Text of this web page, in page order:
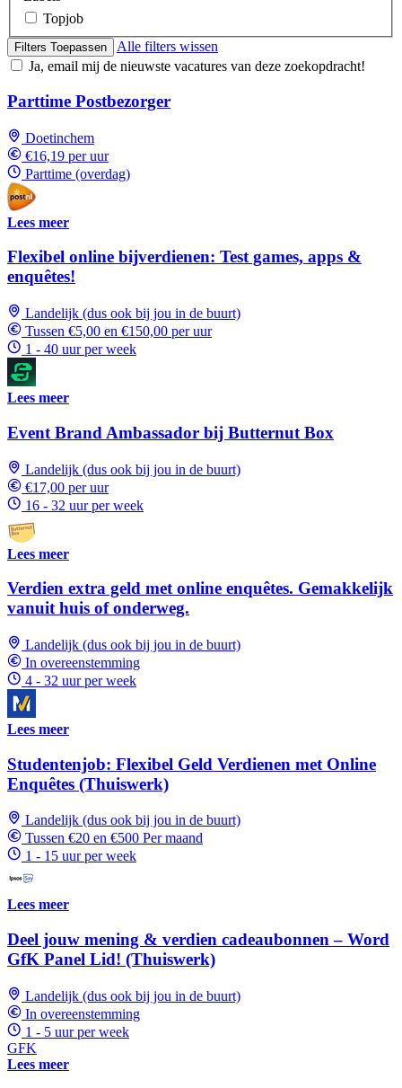
Topjob
Filters Toepassen
Alle filters wissen
Ja, email mij de nieuwste vacatures van deze zoekopdracht!
Parttime Postbezorger
Doetinchem
€16,19 per uur
Parttime (overdag)
Lees meer
Flexibel online bijverdienen: Test games, apps &
enquêtes!
Landelijk (dus ook bij jou in de buurt)
Tussen €5,00 en €150,00 per uur
1 - 40 uur per week
Lees meer
Event Brand Ambassador bij Butternut Box
Landelijk (dus ook bij jou in de buurt)
€17,00 per uur
16 - 32 uur per week
Lees meer
Verdien extra geld met online enquêtes. Gemakkelijk
vanuit huis of onderweg.
Landelijk (dus ook bij jou in de buurt)
In overeenstemming
4 - 32 uur per week
Lees meer
Studentenjob: Flexibel Geld Verdienen met Online
Enquêtes (Thuiswerk)
Landelijk (dus ook bij jou in de buurt)
Tussen €20 en €500 Per maand
1 - 15 uur per week
Lees meer
Deel jouw mening & verdien cadeaubonnen – Word
GfK Panel Lid! (Thuiswerk)
Landelijk (dus ook bij jou in de buurt)
In overeenstemming
1 - 5 uur per week
GFK
Lees meer